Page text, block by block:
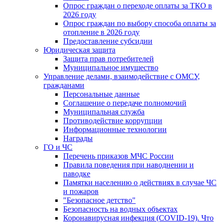
Опрос граждан о переходе оплаты за ТКО в
2026 году
Опрос граждан по выбору способа оплаты за
отопление в 2026 году
Предоставление субсидии
Юридическая защита
Защита прав потребителей
Муниципальное имущество
Управление делами, взаимодействие с ОМСУ,
гражданами
Персональные данные
Соглашение о передаче полномочий
Муниципальная служба
Противодействие коррупции
Информационные технологии
Награды
ГО и ЧС
Перечень приказов МЧС России
Правила поведения при наводнении и
паводке
Памятки населению о действиях в случае ЧС
и пожаров
"Безопасное детство"
Безопасность на водных объектах
Коронавирусная инфекция (COVID-19). Что